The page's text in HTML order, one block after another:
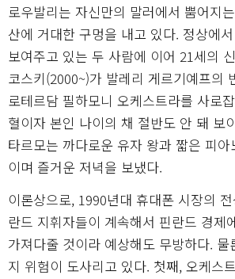
로우발리는 자신만의 말러에서 뿜어지
산에 거대한 구멍을 내고 있다. 정상에
보여주고 있는 두 사람에 이어 21세의
코스키(2000~)가 발레리 게르기예프의
로테르담 필하모니 오케스트라를 사로
혈이자 본인 나이의 채 절반도 안 돼 보
타르모는 까다로운 유자 왕과 짧은 피
이며 즐거운 저녁을 보냈다.
이론상으로, 1990년대 휴대폰 시장의
란드 지휘자들이 계속해서 핀란드 경제
가져다줄 것이라 예상해도 무방하다.
지 위험이 도사리고 있다. 첫째, 오케스